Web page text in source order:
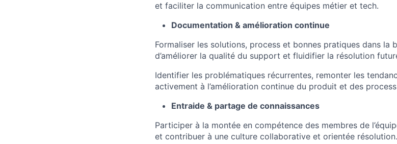
et faciliter la communication entre équipes métier et tech.
Documentation & amélioration continue
Formaliser les solutions, process et bonnes pratiques dans la
d’améliorer la qualité du support et fluidifier la résolution
Identifier les problématiques récurrentes, remonter les
activement à l’amélioration continue du produit et des
Entraide & partage de connaissances
Participer à la montée en compétence des membres de
et contribuer à une culture collaborative et orientée résolution.